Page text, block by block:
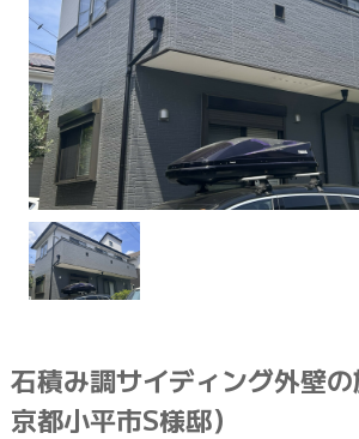
採用情報
正しい業者の選び方
ZOOM打ち合わせ
※営業電話はお控えください
石積み調サイディング外壁
京都小平市S様邸）